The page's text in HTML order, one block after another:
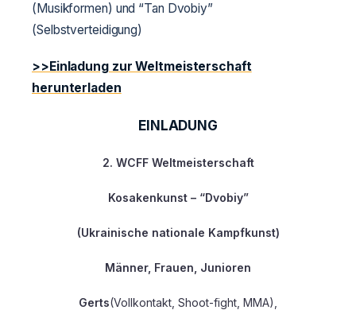
(Musikformen) und “Tan Dvobiy”
(Selbstverteidigung)
>>Einladung zur Weltmeisterschaft
herunterladen
EINLADUNG
2. WCFF Weltmeisterschaft
Kosakenkunst – “Dvobiy”
(Ukrainische nationale Kampfkunst)
Männer, Frauen, Junioren
Gerts(Vollkontakt, Shoot-fight, MMA),